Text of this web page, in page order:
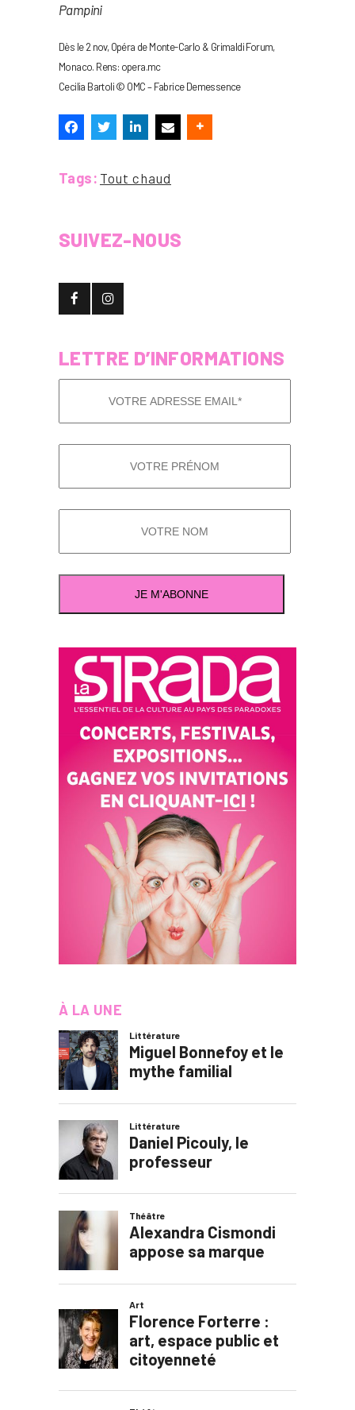
Pampini
Dès le 2 nov, Opéra de Monte-Carlo & Grimaldi Forum,
Monaco. Rens: opera.mc
Cecilia Bartoli © OMC – Fabrice Demessence
Tags: Tout chaud
SUIVEZ-NOUS
LETTRE D’INFORMATIONS
À LA UNE